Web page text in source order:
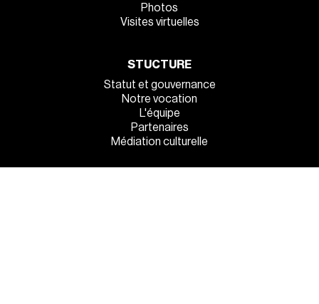
Photos
Visites virtuelles
STUCTURE
Statut et gouvernance
Notre vocation
L'équipe
Partenaires
Médiation culturelle